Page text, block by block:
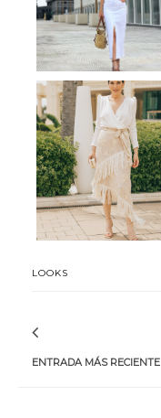
Manila
LOOKS
ENTRADA MÁS RECIENTE